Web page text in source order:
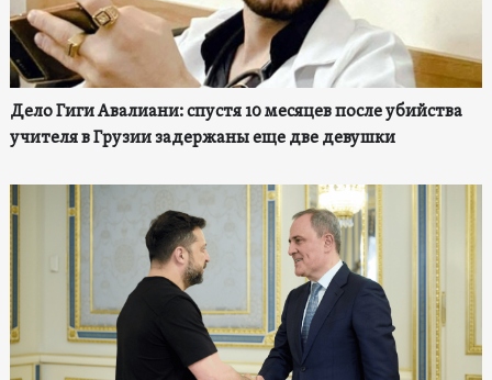
Дело Гиги Авалиани: спустя 10 месяцев после убийства
учителя в Грузии задержаны еще две девушки